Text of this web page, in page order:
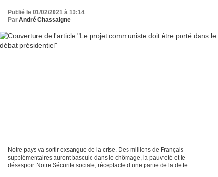
Publié le 01/02/2021 à 10:14
Par André Chassaigne
Notre pays va sortir exsangue de la crise. Des millions de Français
supplémentaires auront basculé dans le chômage, la pauvreté et le
désespoir. Notre Sécurité sociale, réceptacle d’une partie de la dette